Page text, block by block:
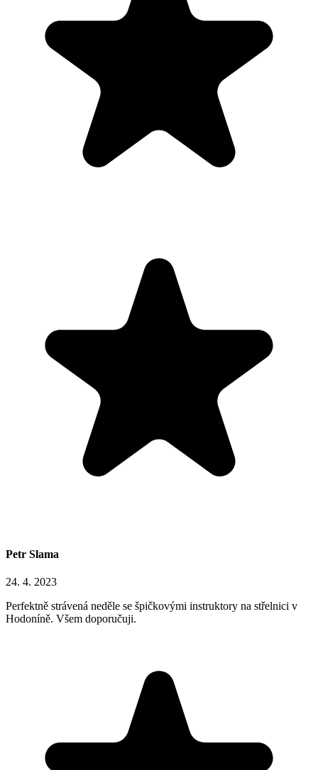
Petr Slama
24. 4. 2023
Perfektně strávená neděle se špičkovými instruktory na střelnici v
Hodoníně. Všem doporučuji.